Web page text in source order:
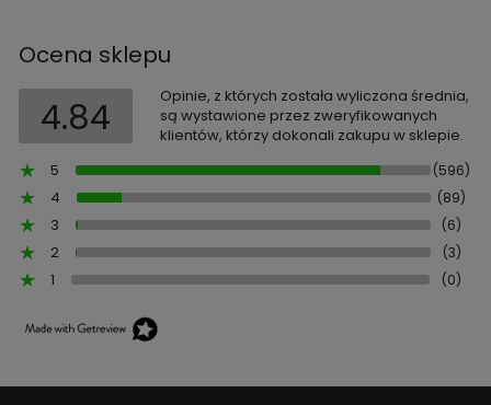
Ocena sklepu
4.84
Opinie, z których została wyliczona średnia,
są wystawione przez zweryfikowanych
klientów, którzy dokonali zakupu w sklepie.
5
(596)
4 (89)
3 (6)
2 (3)
1 (0)